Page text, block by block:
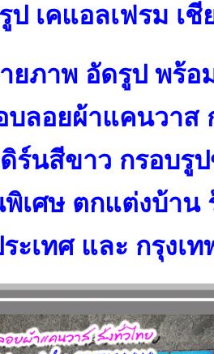
ป เคแอลเฟรม เชี
ยภาพ อัดรูป พร้อ
บลอยผ้าแคนวาส
ร์นสีขาว กรอบรู
เศษ ตกแต่งบ้าน
ะเทศ และ กรุงเท